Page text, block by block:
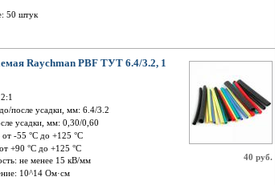
50 штук
40 руб.
Raychman PBF ТУТ 6.4/3.2, 1
после усадки, мм: 6.4/3.2
усадки, мм: 0,30/0,60
-55 °C до +125 °C
+90 °С до +125 °С
не менее 15 кВ/мм
10^14 Ом·см